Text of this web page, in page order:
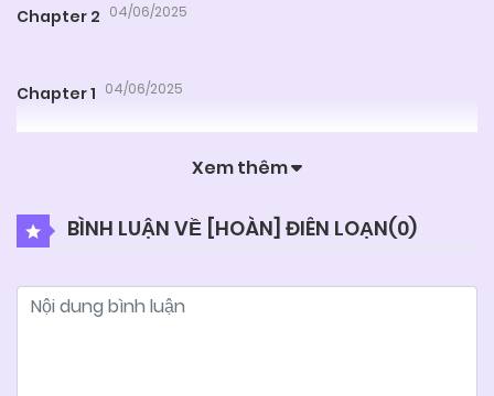
Chapter 2 04/06/2025
Chapter 1 04/06/2025
Xem thêm
BÌNH LUẬN VỀ [HOÀN] ĐIÊN LOẠN(0)